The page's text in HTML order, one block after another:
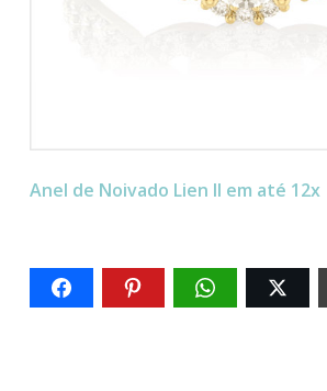
Anel de Noivado Lien II em até 12x